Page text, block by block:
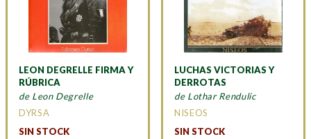
LEON DEGRELLE FIRMA Y
RÚBRICA
de Leon Degrelle
DYRSA
SIN STOCK
LUCHAS VICTORIAS Y
DERROTAS
de Lothar Rendulic
NISEOS
SIN STOCK